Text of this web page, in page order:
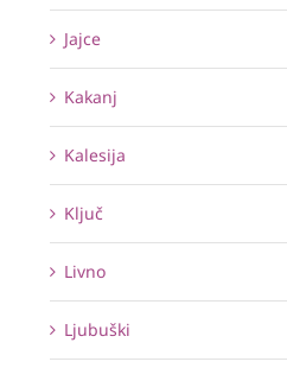
Jajce
Kakanj
Kalesija
Ključ
Livno
Ljubuški